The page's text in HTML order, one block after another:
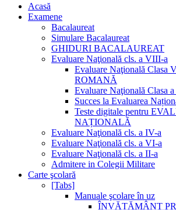
Acasă
Examene
Bacalaureat
Simulare Bacalaureat
GHIDURI BACALAUREAT
Evaluare Naţională cls. a VIII-a
Evaluare Naţională Clasa
ROMANĂ
Evaluare Naţională Clasa
Succes la Evaluarea
Teste digitale pentru
NAȚIONALĂ
Evaluare Naţională cls. a IV-a
Evaluare Naţională cls. a VI-a
Evaluare Naţională cls. a II-a
Admitere in Colegii Militare
Carte şcolară
[Tabs]
Manuale şcolare în uz
ÎNVĂȚĂMÂNT